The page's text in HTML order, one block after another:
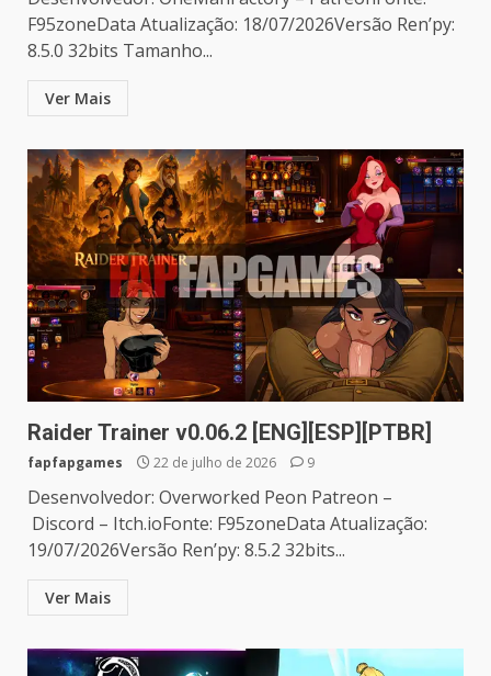
F95zoneData Atualização: 18/07/2026Versão Ren’py:
8.5.0 32bits Tamanho...
Ver Mais
Raider Trainer v0.06.2 [ENG][ESP][PTBR]
fapfapgames 22 de julho de 2026 9
Desenvolvedor: Overworked Peon Patreon –
Discord – Itch.ioFonte: F95zoneData Atualização:
19/07/2026Versão Ren’py: 8.5.2 32bits...
Ver Mais